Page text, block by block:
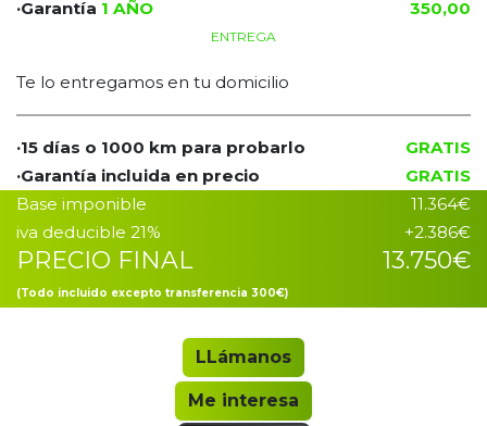
·Garantía 1 AÑO 350,00
ENTREGA
Te lo entregamos en tu domicilio
·15 días o 1000 km para probarlo
GRATIS
·Garantía incluida en precio Precio Garantía incluido
GRATIS
Base imponible
11.364€
iva deducible 21%
+2.386€
PRECIO FINAL
(Todo incluido excepto transferencia 300€)
13.750€
LLámanos
Me interesa